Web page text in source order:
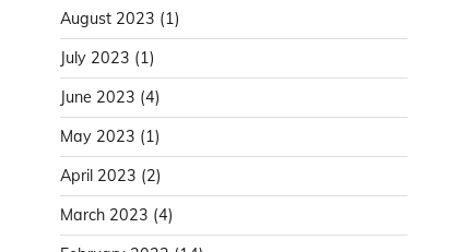
August 2023 (1)
July 2023 (1)
June 2023 (4)
May 2023 (1)
April 2023 (2)
March 2023 (4)